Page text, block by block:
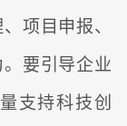
项目申报、
要引导企业
支持科技创